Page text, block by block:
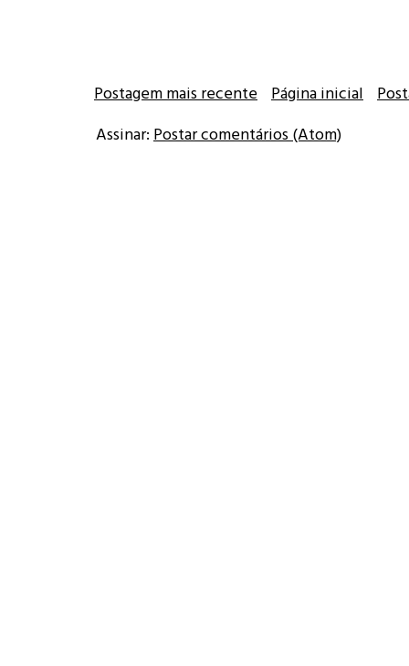
Postagem mais recente Página inicial
Assinar: Postar comentários (Atom)